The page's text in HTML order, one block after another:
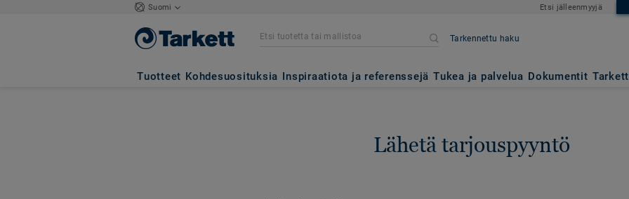
Suomi Etsi jälleenmyyjä
Tarkennettu haku
Tuotteet Kohdesuosituksia Inspiraatiota ja referenssejä Tukea ja palvelua Dokumentit
Lähetä tarjouspyyntö